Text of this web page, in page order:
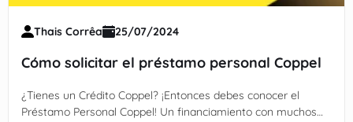
Thais Corrêa 25/07/2024
Cómo solicitar el préstamo personal Coppel
¿Tienes un Crédito Coppel? ¡Entonces debes conocer el
Préstamo Personal Coppel! Un financiamiento con muchos